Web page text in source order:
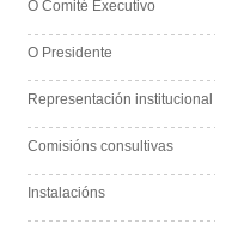
O Comité Executivo
O Presidente
Representación institucional
Comisións consultivas
Instalacións